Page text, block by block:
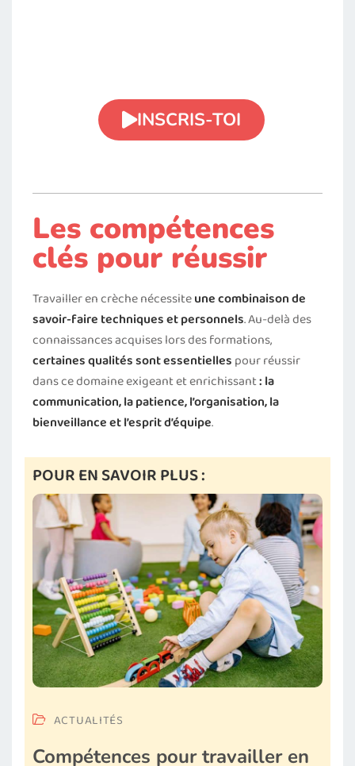
INSCRIS-TOI
Les compétences
clés pour réussir
Travailler en crèche nécessiteune combinaison de
savoir-faire techniques et personnels. Au-delà des
connaissances acquises lors des formations,
certaines qualités sont essentielles pour réussir
dans ce domaine exigeant et enrichissant: la
communication, la patience, l’organisation, la
bienveillance et l’esprit d’équipe.
POUR EN SAVOIR PLUS :
ACTUALITÉS
Compétences pour travailler en